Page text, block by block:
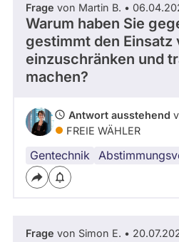
Frage von Martin B. •
Warum haben Sie
gestimmt den Einsatz
einzuschränken und
machen?
Antwort ausstehend
FREIE WÄHLER
Gentechnik
Frage von Simon E. •